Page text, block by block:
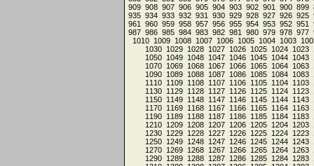
899
900
901
902
903
904
905
906
907
908
909
925
926
927
928
929
930
931
932
933
934
935
951
952
953
954
955
956
957
958
959
960
961
977
978
979
980
981
982
983
984
985
986
987
1003
1004
1005
1006
1007
1008
1009
1010
1023
1024
1025
1026
1027
1028
1029
1030
1043
1044
1045
1046
1047
1048
1049
1050
1063
1064
1065
1066
1067
1068
1069
1070
1083
1084
1085
1086
1087
1088
1089
1090
1103
1104
1105
1106
1107
1108
1109
1110
1123
1124
1125
1126
1127
1128
1129
1130
1143
1144
1145
1146
1147
1148
1149
1150
1163
1164
1165
1166
1167
1168
1169
1170
1183
1184
1185
1186
1187
1188
1189
1190
1203
1204
1205
1206
1207
1208
1209
1210
1223
1224
1225
1226
1227
1228
1229
1230
1243
1244
1245
1246
1247
1248
1249
1250
1263
1264
1265
1266
1267
1268
1269
1270
1283
1284
1285
1286
1287
1288
1289
1290